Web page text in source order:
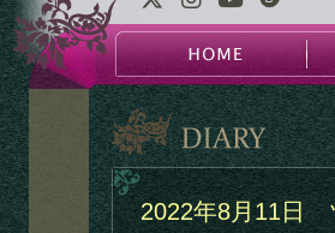
2022年8月11日